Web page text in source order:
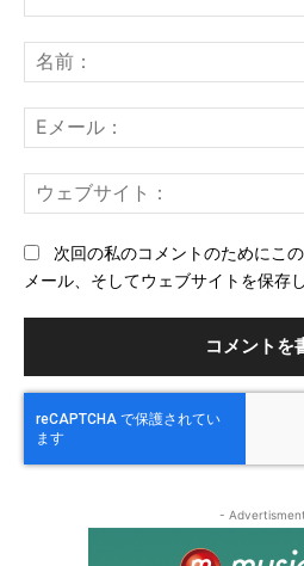
ン
ト：
次回の私のコメントのためにこ
メール、そしてウェブサイトを保存
-